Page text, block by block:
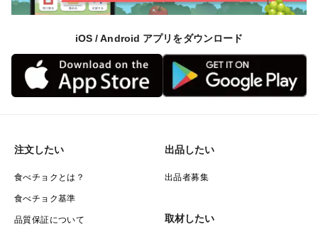
iOS / Android アプリをダウンロード
注文したい
食べチョクとは？
食べチョク基準
品質保証について
出品したい
出品者募集
取材したい